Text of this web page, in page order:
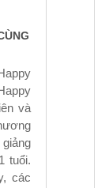
và
tuổi.
các